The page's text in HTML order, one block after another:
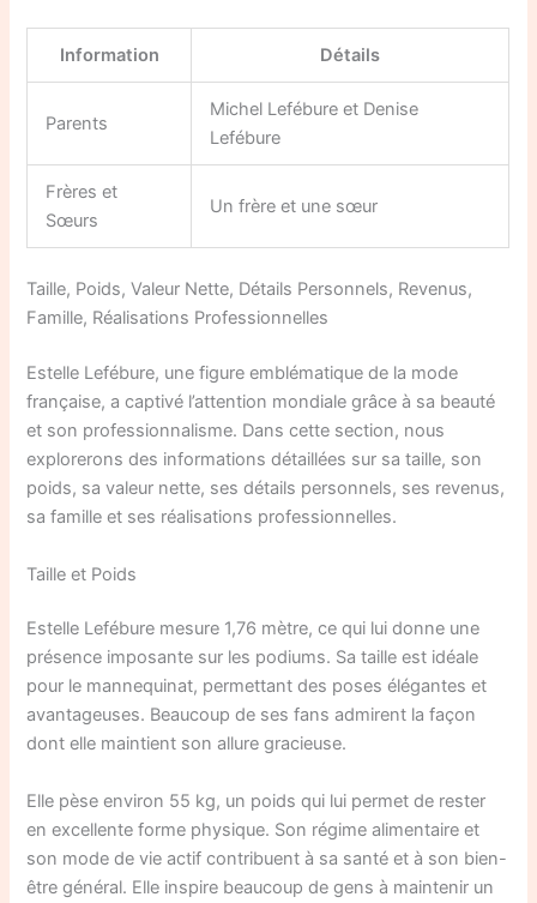
Information Détails
Parents
Michel Lefébure et Denise
Lefébure
Frères et
Sœurs
Un frère et une sœur
Taille, Poids, Valeur Nette, Détails Personnels, Revenus,
Famille, Réalisations Professionnelles
Estelle Lefébure, une figure emblématique de la mode
française, a captivé l’attention mondiale grâce à sa beauté
et son professionnalisme. Dans cette section, nous
explorerons des informations détaillées sur sa taille, son
poids, sa valeur nette, ses détails personnels, ses revenus,
sa famille et ses réalisations professionnelles.
Taille et Poids
Estelle Lefébure mesure 1,76 mètre, ce qui lui donne une
présence imposante sur les podiums. Sa taille est idéale
pour le mannequinat, permettant des poses élégantes et
avantageuses. Beaucoup de ses fans admirent la façon
dont elle maintient son allure gracieuse.
Elle pèse environ 55 kg, un poids qui lui permet de rester
en excellente forme physique. Son régime alimentaire et
son mode de vie actif contribuent à sa santé et à son bien-
être général. Elle inspire beaucoup de gens à maintenir un